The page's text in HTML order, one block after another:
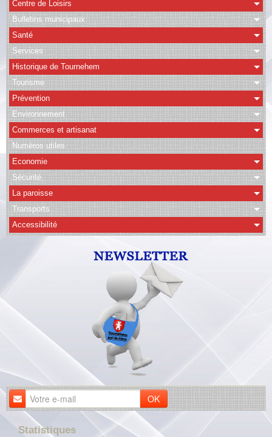
CAPSO
Agenda
Albums
Vidéos
Facebook
Contact
Centre de Loisirs
Bulletins municipaux
Santé
Services
Historique de Tournehem
Tourisme
Prévention
Environnement
Commerces et artisanat
Numéros utiles
Economie
Sécurité
La paroisse
Transports
Accessibilité
OK
Statistiques